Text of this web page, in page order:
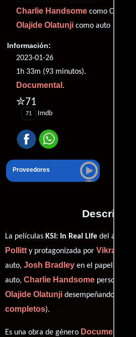
Charlie Handsome como Charlie
Olajide Olatunji como auto
Información:
2023-01-26
1h 33m (93 minutos).
Documental .
✮71
71 Imdb
Proveedores
La películas KSI: In Real Life del año
Pollitty protagonizada por Vikram
auto, Josh Bradley en el papel de
auto, Charlie Handsome
Olajide Olatunji desempeñando el
completos).
Es una obra de género Documental